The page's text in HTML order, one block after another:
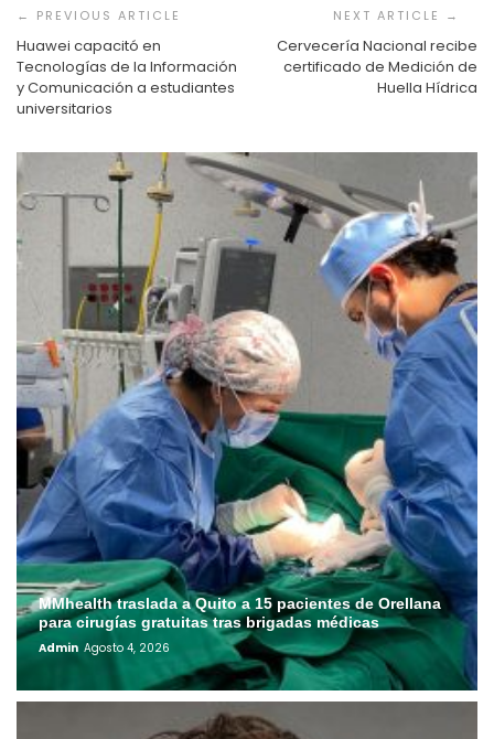
de
entradas
Huawei capacitó en
Tecnologías de la Información
y Comunicación a estudiantes
universitarios
Cervecería Nacional recibe
certificado de Medición de
Huella Hídrica
MMhealth traslada a Quito a 15 pacientes de Orellana
para cirugías gratuitas tras brigadas médicas
Admin Agosto 4, 2026